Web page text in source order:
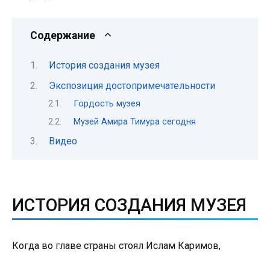
Содержание
История создания музея
Экспозиция достопримечательности
Гордость музея
Музей Амира Тимура сегодня
Видео
ИСТОРИЯ СОЗДАНИЯ МУЗЕЯ
Когда во главе страны стоял Ислам Каримов,